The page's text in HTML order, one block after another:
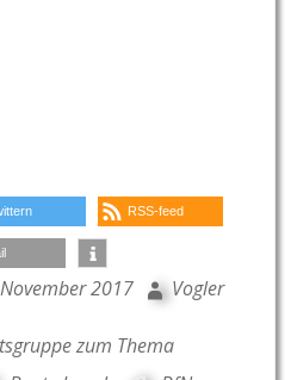
RSS-feed
2017 Vogler
zum Thema